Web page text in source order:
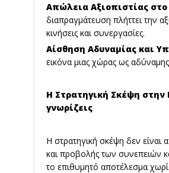
Απώλεια Αξιοπιστίας
διαπραγμάτευση πλήττει την
κινήσεις και συνεργασίες.
Αίσθηση Αδυναμίας και
εικόνα μιας χώρας ως
Η Στρατηγική Σκέψη
γνωρίζεις
Η στρατηγική σκέψη δεν
και προβολής των συνεπειών
το επιθυμητό αποτέλεσμα